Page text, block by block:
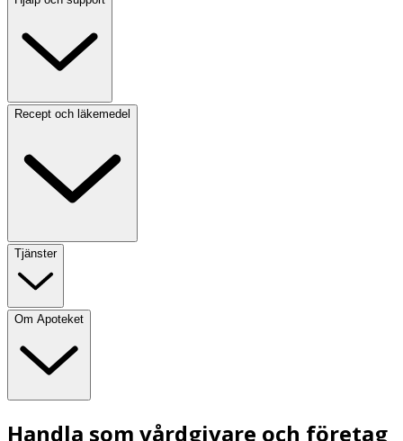
Recept och läkemedel
Tjänster
Om Apoteket
Handla som vårdgivare och företag